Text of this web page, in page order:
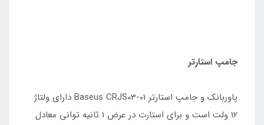
جامپ استارتر
پاوربانک و جامپ استارتر Baseus CRJS03-01 دارای ولتاژ
12 ولت است و برای استارت در عرض 1 ثانیه توانی معادل